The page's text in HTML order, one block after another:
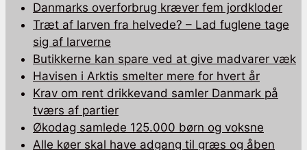
Danmarks overforbrug kræver fem jordkloder
Træt af larven fra helvede? – Lad fuglene tage
sig af larverne
Butikkerne kan spare ved at give madvarer væk
Havisen i Arktis smelter mere for hvert år
Krav om rent drikkevand samler Danmark på
tværs af partier
Økodag samlede 125.000 børn og voksne
Alle køer skal have adgang til græs og åben